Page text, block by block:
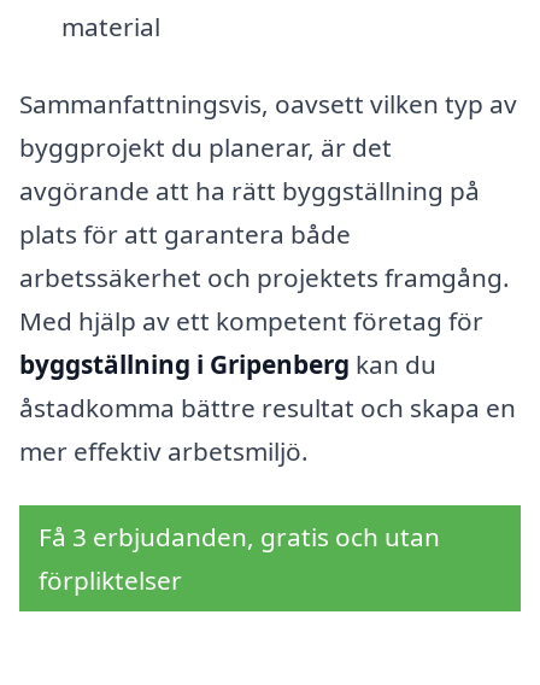
material
Sammanfattningsvis, oavsett vilken typ av
byggprojekt du planerar, är det
avgörande att ha rätt byggställning på
plats för att garantera både
arbetssäkerhet och projektets framgång.
Med hjälp av ett kompetent företag för
byggställning i Gripenberg kan du
åstadkomma bättre resultat och skapa en
mer effektiv arbetsmiljö.
Få 3 erbjudanden, gratis och utan
förpliktelser